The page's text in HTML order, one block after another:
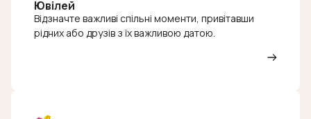
Ювілей
Відзначте важливі спільні моменти, привітавши
рідних або друзів з їх важливою датою.